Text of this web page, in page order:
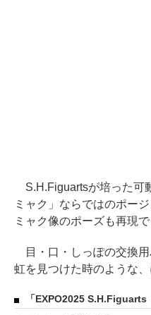
S.H.Figuartsが培った可
ミャク」ならではのポー
ミャク像のポーズも再現で
目・口・しっぽの交換
虹を見つけた時のような
「EXPO2025 S.H.Figuarts